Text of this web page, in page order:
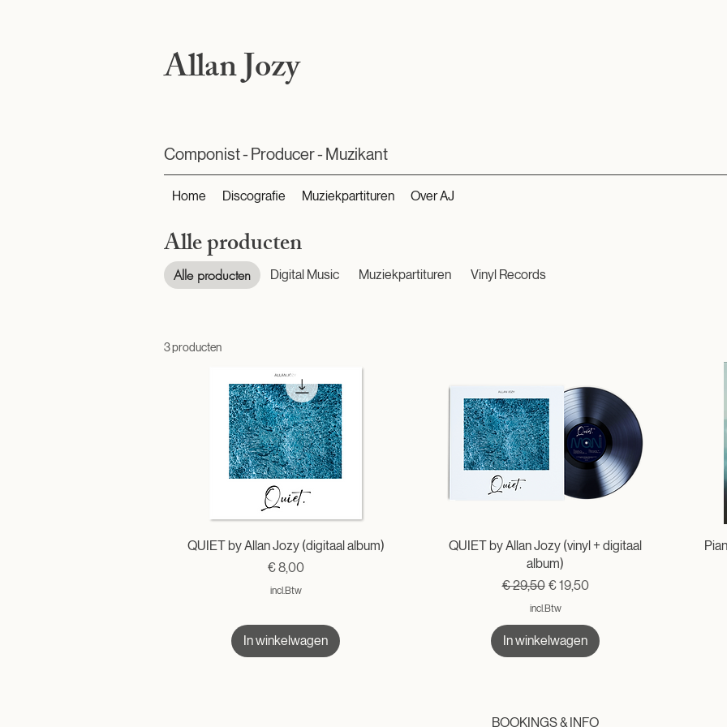
Allan Jozy
Componist - Producer - Muzikant
Home Discografie Muziekpartituren Over AJ
Alle producten
Alle producten Digital Music Muziekpartituren Vinyl Records
3 producten
QUIET by Allan Jozy (digitaal album)
Prijs
€ 8,00
incl.Btw
In winkelwagen
QUIET by Allan Jozy (vinyl + digitaal
album)
Normale prijs
€ 29,50 Verkoopprijs
€ 19,50
incl.Btw
In winkelwagen
BOOKINGS & INFO